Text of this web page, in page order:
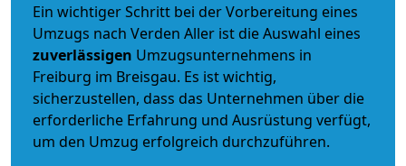
Ein wichtiger Schritt bei der Vorbereitung eines
Umzugs nach Verden Aller ist die Auswahl eines
zuverlässigen Umzugsunternehmens in
Freiburg im Breisgau. Es ist wichtig,
sicherzustellen, dass das Unternehmen über die
erforderliche Erfahrung und Ausrüstung verfügt,
um den Umzug erfolgreich durchzuführen.